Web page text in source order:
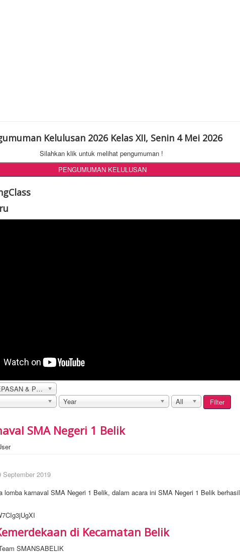
Kelulusan 2026 Kelas XII, Senin 4 Mei 2026
Silahkan klik untuk melihat pengumuman !
PENGUMUMAN KELULUSAN
UPACARA PELEPASAN & PENYERAHAN DOKUMEN KELULUSAN SISWA KELAS XII
Year All Filter
SMA Negeri 1 Belik
September 2019
lomba karnaval SMA Negeri 1 Belik, dalam acara ini SMA Negeri 1 Belik berhasil
di Kecamatan Belik
SMANSABELIK